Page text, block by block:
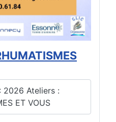
2026 Ateliers :
ET VOUS